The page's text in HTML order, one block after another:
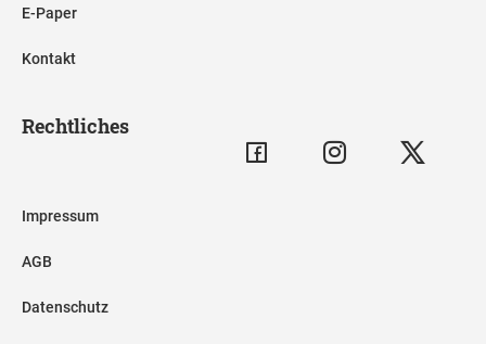
E-Paper
Kontakt
Rechtliches
Impressum
AGB
Datenschutz